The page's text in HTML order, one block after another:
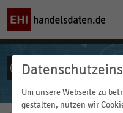
ALLE INHALTE
Um unsere Webseite zu
gestalten, nutzen wir